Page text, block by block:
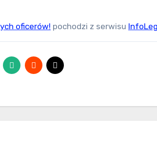
oficerów! pochodzi z serwisu